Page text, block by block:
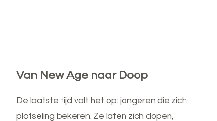
Van New Age naar Doop
De laatste tijd valt het op: jongeren die zich
plotseling bekeren. Ze laten zich dopen,